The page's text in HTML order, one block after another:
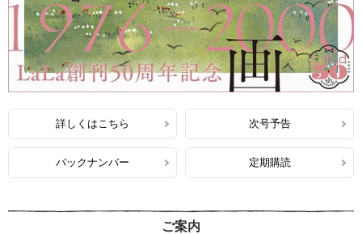
詳しくはこちら 次号予告
バックナンバー 定期購読
ご案内